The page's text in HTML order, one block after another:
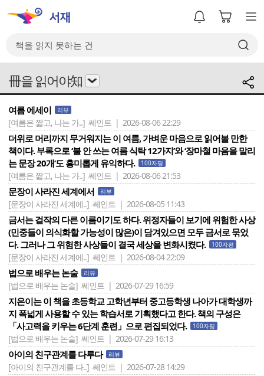
冊을 읽어야知
여름 에세이 리뷰
[여름은 짧고, 나는 가..] 쎄인트 | 2026-08-06 22:29
더위로 머리까지 무거워지는 이 여름, 가벼운 마음으로 읽어볼 만한
책이다. 부록으로 ‘불 안 쓰는 여름 식탁 12가지’와 ‘장마철 마음을 말리
는 문장 20개’도 흥미롭게 유익하다.
100자평
[여름은 짧고, 나는 가..] 쎄인트 | 2026-08-06 21:53
문장이 사라진 세계에서 리뷰
[문장이 사라진 세계에..] 쎄인트 | 2026-08-05 11:43
금서는 걸작의 다른 이름이기도 하다. 위정자들이 보기에 위험한 사상
(민중들이 의식화할 가능성이 많은)이 담겨있으면 모두 금서로 묶었
다. 그러나 그 위험한 사상들이 결국 세상을 변화시켰다.
100자평
[문장이 사라진 세계에..] 쎄인트 | 2026-08-04 22:09
법으로 배우는 논술 리뷰
[법으로 배우는 논술] 쎄인트 | 2026-07-29 16:59
지은이는 이 책을 초등학교 고학년부터 중고등학생 나아가 대학생까
지 폭넓게 사용할 수 있는 학습서로 기획했다고 한다. 책의 구성은
「사고력을 키우는 6단계 훈련」으로 편집되었다.
100자평
[법으로 배우는 논술] 쎄인트 | 2026-07-29 16:13
아이의 친구관계를 다루다 리뷰
[아이의 친구관계를 다..] 쎄인트 | 2026-07-28 14:29